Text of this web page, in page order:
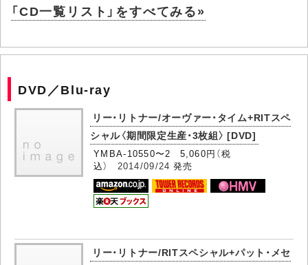
「CD一覧リスト」をすべてみる»
DVD／Blu-ray
リー・リトナー/オーヴァー・タイム+RITスペ
シャル〈期間限定生産・3枚組〉 [DVD]
YMBA-10550〜2 5,060円（税
込） 2014/09/24 発売
リー・リトナー/RITスペシャル+パット・メセ